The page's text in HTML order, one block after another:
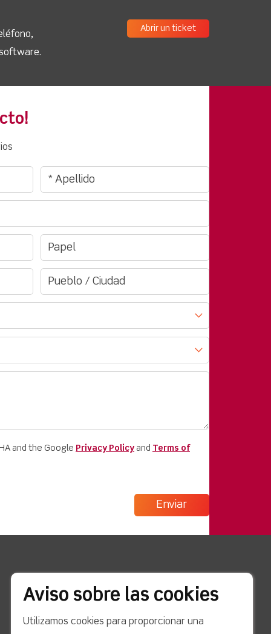
Abrir un ticket
and the Google Privacy Policy and Terms of
enlaces rápidos
Noticias
Aviso sobre las cookies
Utilizamos cookies para proporcionar una